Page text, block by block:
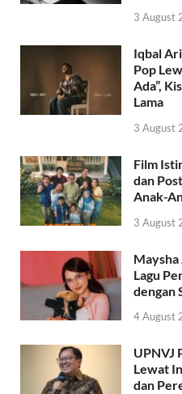
3 August
Iqbal
Pop
Ada”,
Lama
3 August
Film
dan
Anak-
3 August
Maysha
Lagu
dengan
4 August
UPNVJ
Lewat
dan